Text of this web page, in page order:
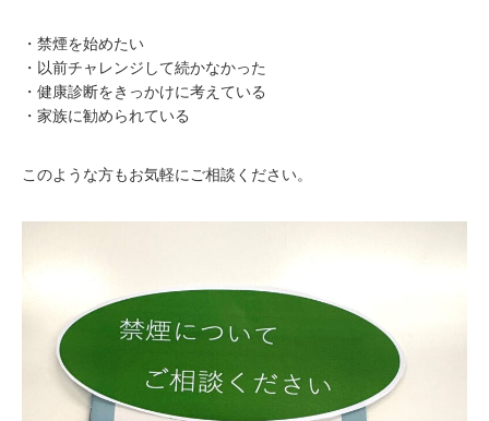
・禁煙を始めたい
・以前チャレンジして続かなかった
・健康診断をきっかけに考えている
・家族に勧められている
このような方もお気軽にご相談ください。